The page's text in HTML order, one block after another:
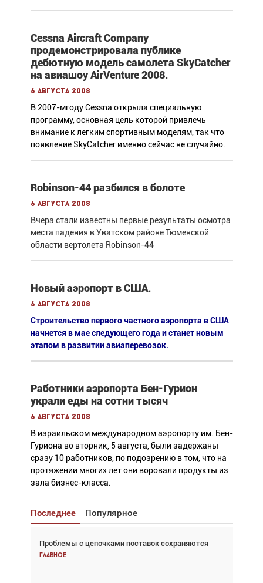
Cessna Aircraft Company
продемонстрировала публике
дебютную модель самолета SkyCatcher
на авиашоу AirVenture 2008.
6 августа 2008
В 2007-мгоду Cessna открыла специальную
программу, основная цель которой привлечь
внимание к легким спортивным моделям, так что
появление SkyCatcher именно сейчас не случайно.
Robinson-44 разбился в болоте
6 августа 2008
Вчера стали известны первые результаты осмотра
места падения в Уватском районе Тюменской
области вертолета Robinson-44
Новый аэропорт в США.
6 августа 2008
Строительство первого частного аэропорта в США
начнется в мае следующего года и станет новым
этапом в развитии авиаперевозок.
Работники аэропорта Бен-Гурион
украли еды на сотни тысяч
6 августа 2008
В израильском международном аэропорту им. Бен-
Гуриона во вторник, 5 августа, были задержаны
сразу 10 работников, по подозрению в том, что на
протяжении многих лет они воровали продукты из
зала бизнес-класса.
Последнее Популярное
Проблемы с цепочками поставок сохраняются
Главное
Взгляд с высоты: тандем вертолётов и БПЛА в
спасательных операциях